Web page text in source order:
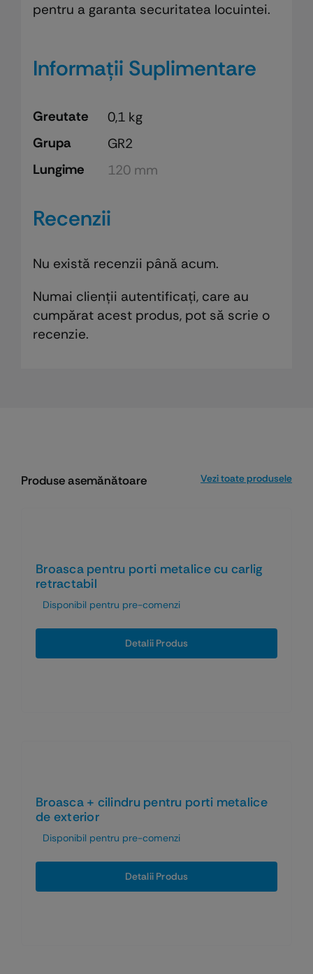
pentru a garanta securitatea locuintei.
Informații Suplimentare
Greutate
0,1 kg
Grupa
GR2
Lungime
120 mm
Recenzii
Nu există recenzii până acum.
Numai clienții autentificați, care au
cumpărat acest produs, pot să scrie o
recenzie.
Produse asemănătoare Vezi toate produsele
Broasca pentru porti metalice cu carlig
retractabil
Disponibil pentru pre-comenzi
Detalii Produs
Broasca + cilindru pentru porti metalice
de exterior
Disponibil pentru pre-comenzi
Detalii Produs